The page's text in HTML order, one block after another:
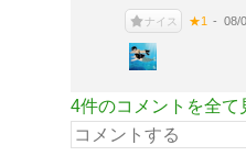
ナイス ★1 08/
4件のコメントを全て